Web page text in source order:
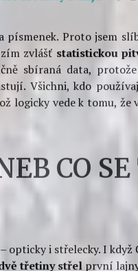
MS 2015
The Hockey Ninja
zvlášťstatistickou
sbíraná data, protože